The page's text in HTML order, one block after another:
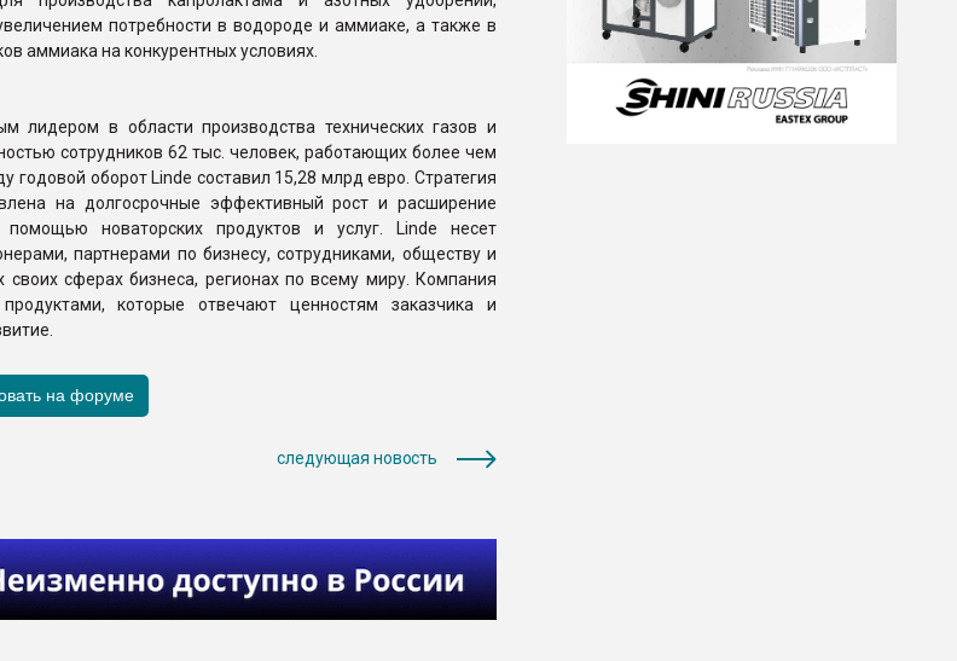
потребности в водороде и аммиаке, а также в
аммиака на конкурентных условиях.
лидером в области производства технических газов и
сотрудников 62 тыс. человек, работающих более чем
годовой оборот Linde составил 15,28 млрд евро. Стратегия
на долгосрочные эффективный рост и расширение
новаторских продуктов и услуг. Linde несет
партнерами по бизнесу, сотрудниками, обществу и
сферах бизнеса, регионах по всему миру. Компания
которые отвечают ценностям заказчика и
следующая новость